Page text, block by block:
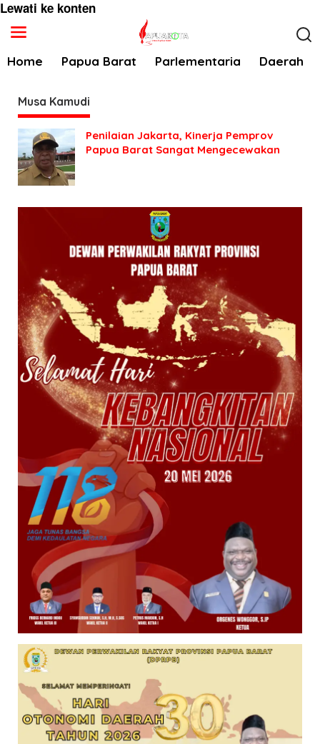
Lewati ke konten
Home Papua Barat Parlementaria Daerah
Musa Kamudi
Penilaian Jakarta, Kinerja Pemprov
Papua Barat Sangat Mengecewakan